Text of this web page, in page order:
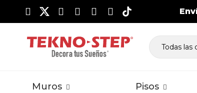
Muros Pisos
Lambrín WPC Exterior
Piso Laminado